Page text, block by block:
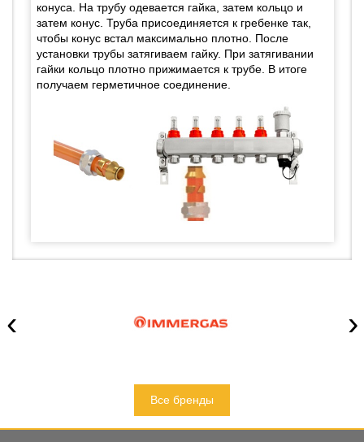
конуса. На трубу одевается гайка, затем кольцо и
затем конус. Труба присоединяется к гребенке так,
чтобы конус встал максимально плотно. После
установки трубы затягиваем гайку. При затягивании
гайки кольцо плотно прижимается к трубе. В итоге
получаем герметичное соединение.
‹ ›
Все бренды